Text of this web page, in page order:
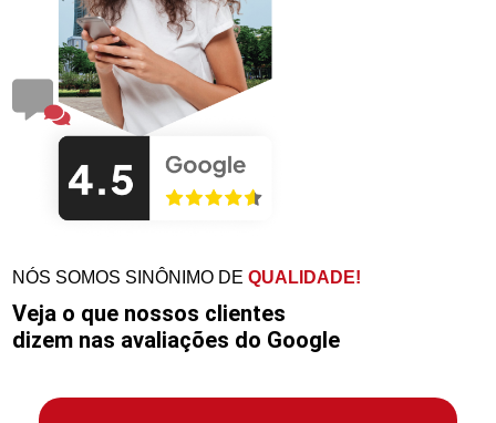
NÓS SOMOS SINÔNIMO DEQUALIDADE!
Veja o que nossos clientes
dizem nas avaliações do Google